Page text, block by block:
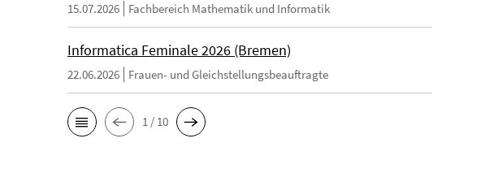
15.07.2026 Fachbereich Mathematik und Informatik
Informatica Feminale 2026 (Bremen)
22.06.2026 Frauen- und Gleichstellungsbeauftragte
1 / 10